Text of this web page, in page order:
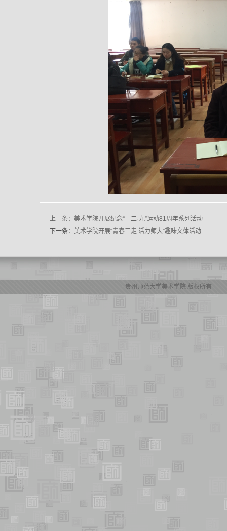
上一条：美术学院开展纪念“一二·九”运动81周年系列活动
下一条：美术学院开展“青春三走 活力师大”趣味文体活动
贵州师范大学美术学院 版权所有